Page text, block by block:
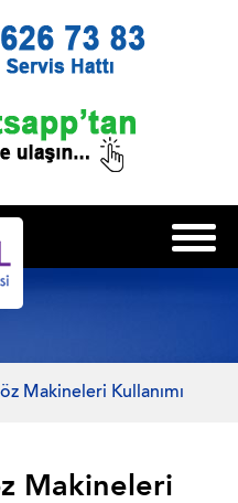
Makineleri Kullanımı
Makineleri